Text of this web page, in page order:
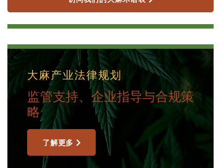
大麻产业法律规划
监管支持、企业指导与合规策
略
了解更多